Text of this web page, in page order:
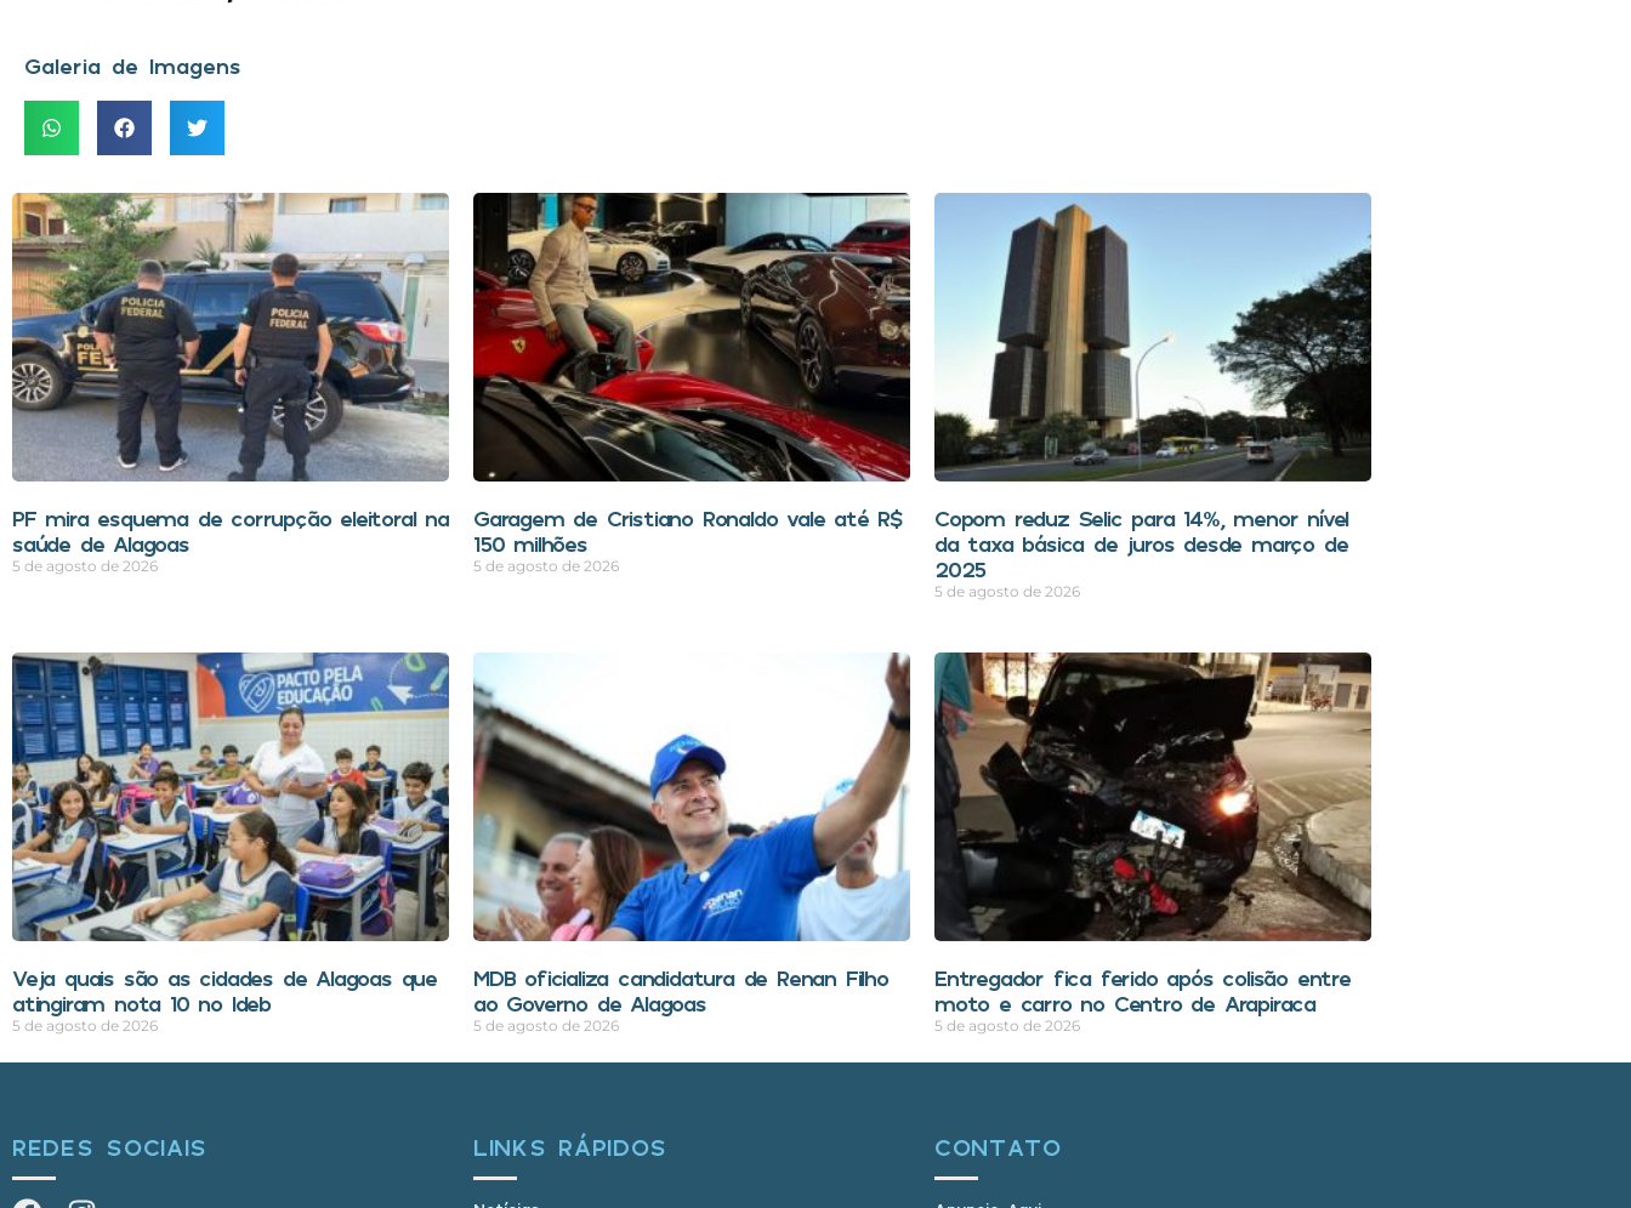
Galeria de Imagens
PF mira esquema de corrupção eleitoral na
saúde de Alagoas
5 de agosto de 2026
Garagem de Cristiano Ronaldo vale até R$
150 milhões
5 de agosto de 2026
Copom reduz Selic para 14%, menor nível
da taxa básica de juros desde março de
2025
5 de agosto de 2026
Veja quais são as cidades de Alagoas que
atingiram nota 10 no Ideb
5 de agosto de 2026
MDB oficializa candidatura de Renan Filho
ao Governo de Alagoas
5 de agosto de 2026
Entregador fica ferido após colisão entre
moto e carro no Centro de Arapiraca
5 de agosto de 2026
REDES SOCIAIS LINKS RÁPIDOS CONTATO